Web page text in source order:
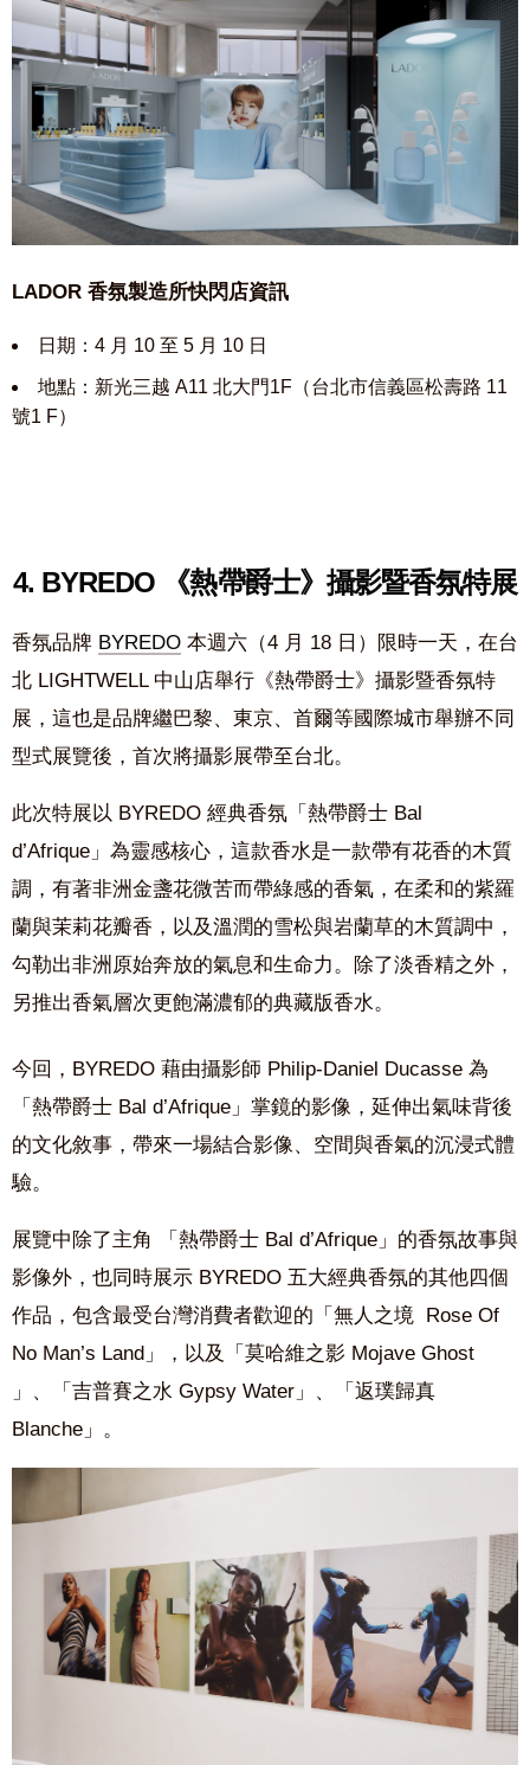
LADOR 香氛製造所快閃店資訊
日期：4 月 10 至 5 月 10 日
地點：新光三越 A11 北大門1F（台北市信義區松壽路 11
號1 F）
4. BYREDO 《熱帶爵士》攝影暨香氛特展
香氛品牌 BYREDO 本週六（4 月 18 日）限時一天，在台
北 LIGHTWELL 中山店舉行《熱帶爵士》攝影暨香氛特
展，這也是品牌繼巴黎、東京、首爾等國際城市舉辦不同
型式展覽後，首次將攝影展帶至台北。
此次特展以 BYREDO 經典香氛「熱帶爵士 Bal
d’Afrique」為靈感核心，這款香水是一款帶有花香的木質
調，有著非洲金盞花微苦而帶綠感的香氣，在柔和的紫羅
蘭與茉莉花瓣香，以及溫潤的雪松與岩蘭草的木質調中，
勾勒出非洲原始奔放的氣息和生命力。除了淡香精之外，
另推出香氣層次更飽滿濃郁的典藏版香水。
今回，BYREDO 藉由攝影師 Philip-Daniel Ducasse 為
「熱帶爵士 Bal d’Afrique」掌鏡的影像，延伸出氣味背後
的文化敘事，帶來一場結合影像、空間與香氣的沉浸式體
驗。
展覽中除了主角 「熱帶爵士 Bal d’Afrique」的香氛故事與
影像外，也同時展示 BYREDO 五大經典香氛的其他四個
作品，包含最受台灣消費者歡迎的「無人之境 Rose Of
No Man’s Land」，以及「莫哈維之影 Mojave Ghost
」、「吉普賽之水 Gypsy Water」、「返璞歸真
Blanche」。